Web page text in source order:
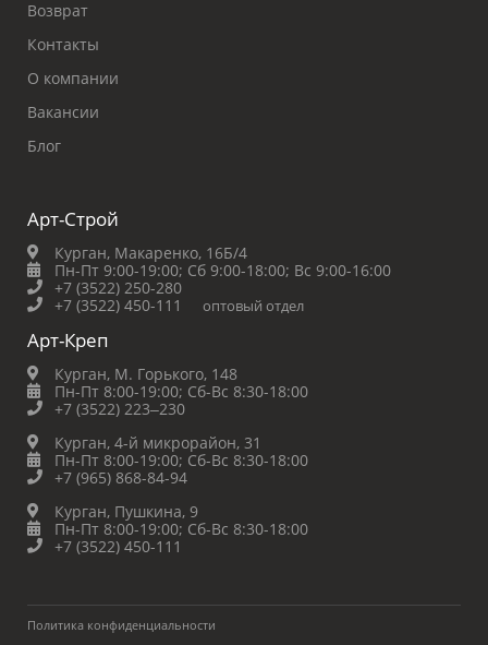
Возврат
Контакты
О компании
Вакансии
Блог
Арт-Строй
Курган, Макаренко, 16Б/4
Пн-Пт 9:00-19:00; Сб 9:00-18:00; Вс 9:00-16:00
+7 (3522) 250-280
+7 (3522) 450-111
оптовый отдел
Арт-Креп
Курган, М. Горького, 148
Пн-Пт 8:00-19:00; Сб-Вс 8:30-18:00
+7 (3522) 223‒230
Курган, 4-й микрорайон, 31
Пн-Пт 8:00-19:00; Сб-Вс 8:30-18:00
+7 (965) 868-84-94
Курган, Пушкина, 9
Пн-Пт 8:00-19:00; Сб-Вс 8:30-18:00
+7 (3522) 450-111
Политика конфиденциальности